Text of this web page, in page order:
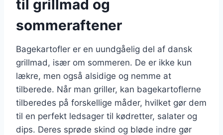
til grillmad og
sommeraftener
Bagekartofler er en uundgåelig del af dansk
grillmad, især om sommeren. De er ikke kun
lækre, men også alsidige og nemme at
tilberede. Når man griller, kan bagekartoflerne
tilberedes på forskellige måder, hvilket gør dem
til en perfekt ledsager til kødretter, salater og
dips. Deres sprøde skind og bløde indre gør